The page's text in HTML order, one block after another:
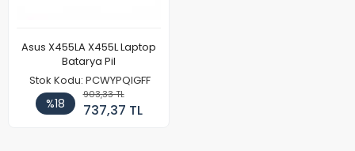
Asus X455LA X455L Laptop
Batarya Pil
Stok Kodu: PCWYPQIGFF
%18
903,33 TL
737,37 TL